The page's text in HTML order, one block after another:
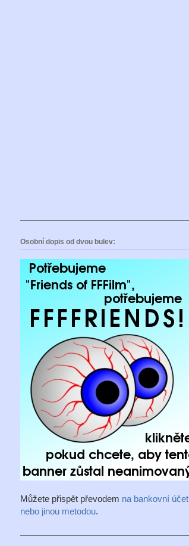
Osobní dopis od dvou bulev:
Můžete přispět převodem na bankovní účet
nebo jinou metodou.